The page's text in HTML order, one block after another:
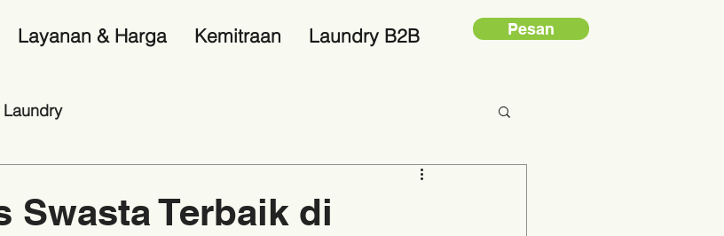
Layanan & Harga Kemitraan Laundry B2B Pesan
Swasta Terbaik di